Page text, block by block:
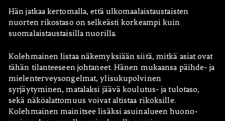
Hän jatkaa kertomalla, että ulkomaalaistaustaisten
nuorten rikostaso on selkeästi korkeampi kuin
suomalaistaustaisilla nuorilla.
Kolehmainen listaa näkemyksiään siitä, mitkä asiat ovat
tähän tilanteeseen johtaneet. Hänen mukaansa päihde- ja
mielenterveysongelmat, ylisukupolvinen
syrjäytyminen, matalaksi jäävä koulutus- ja tulotaso,
sekä näköalattomuus voivat altistaa rikoksille.
Kolehmainen mainitsee lisäksi asuinalueen huono-